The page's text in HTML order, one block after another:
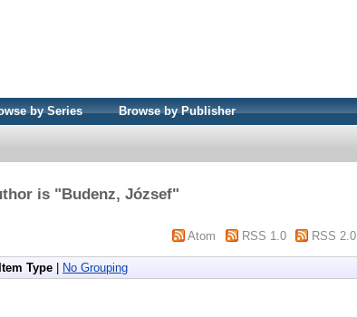
by Series Browse by Publisher
is "Budenz, József"
Atom RSS 1.0 RSS 2.0
Item Type No Grouping